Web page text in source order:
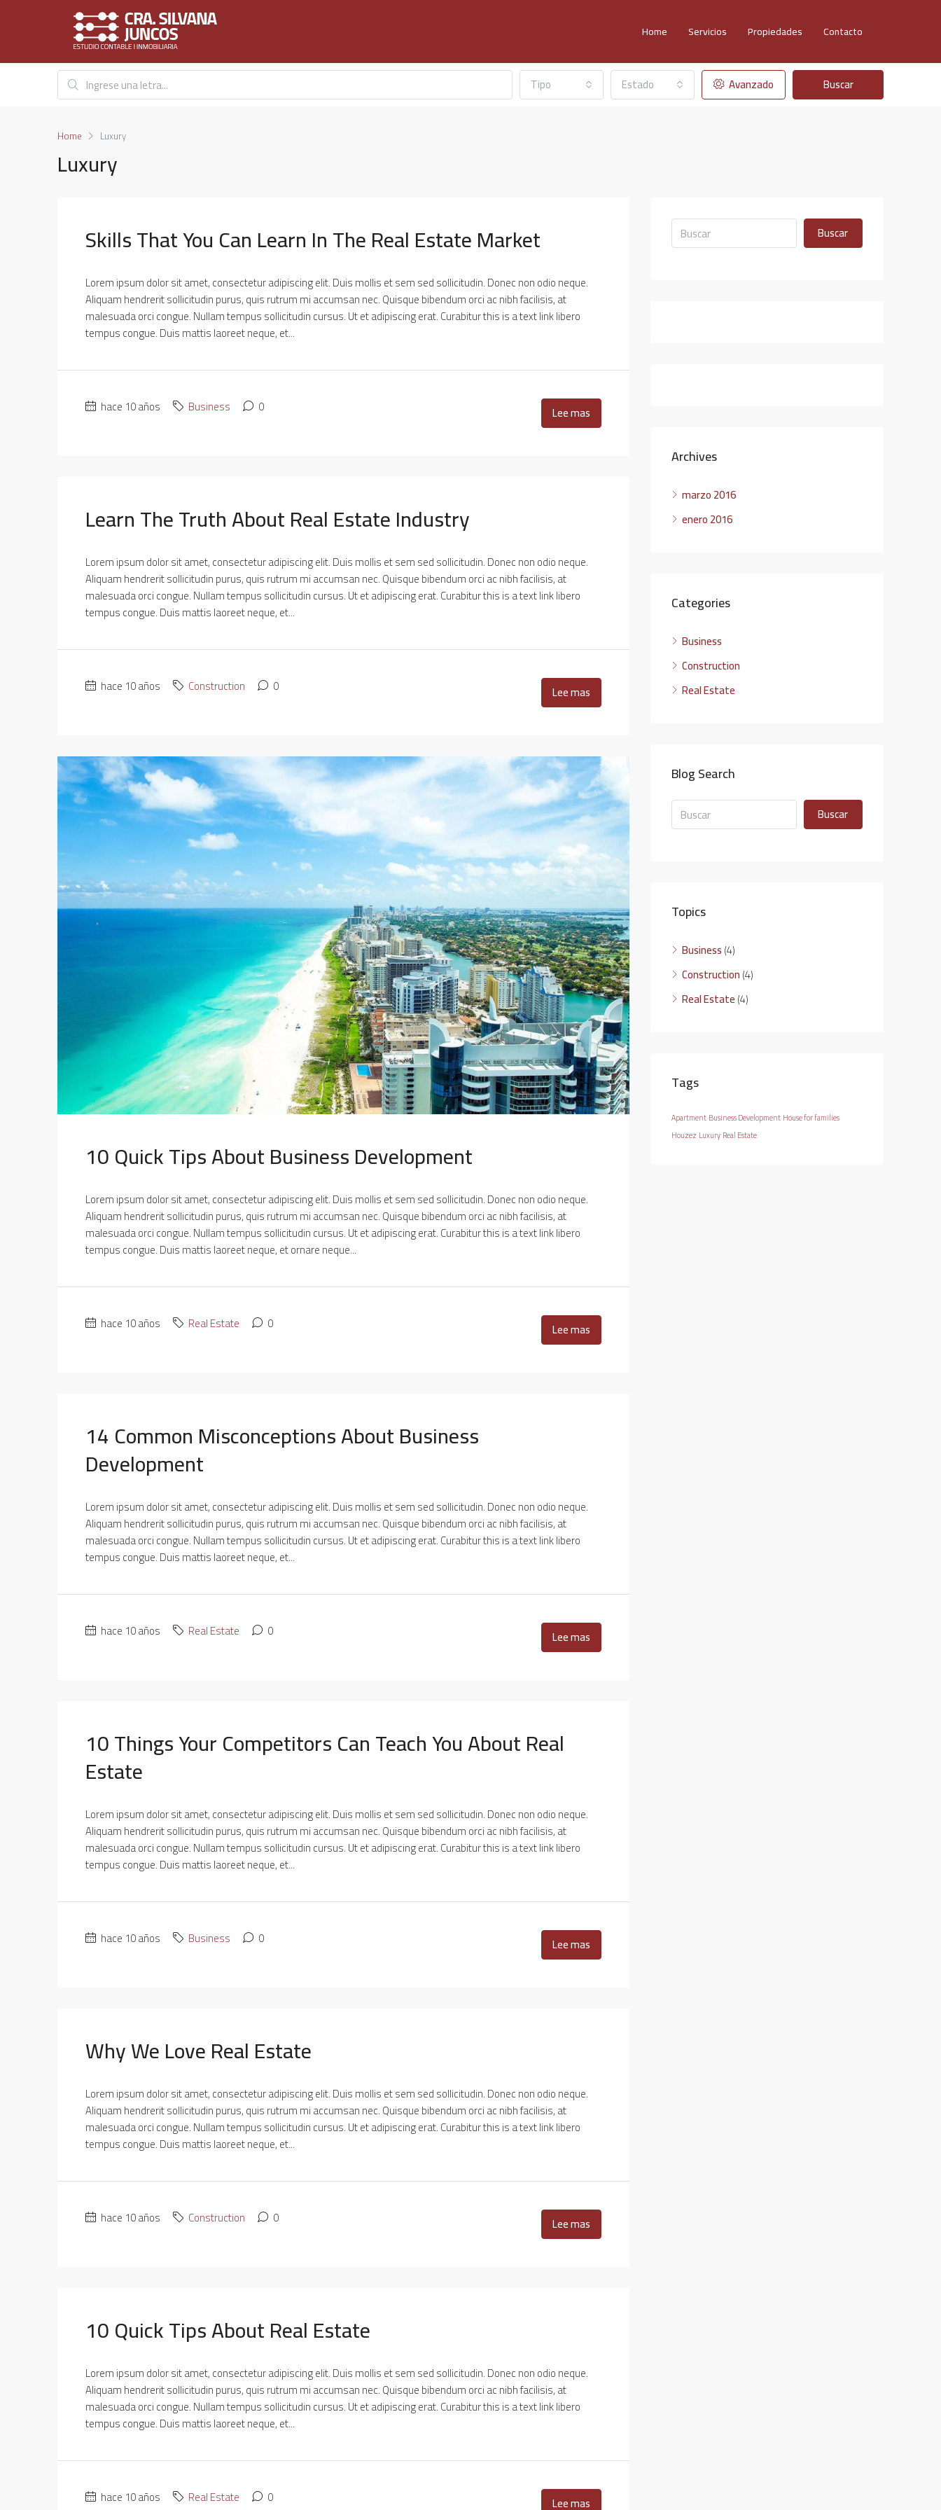
Home Servicios Propiedades Contacto
Tipo Estado Avanzado Buscar
Home Luxury
Luxury
Skills That You Can Learn In The Real Estate Market
Lorem ipsum dolor sit amet, consectetur adipiscing elit. Duis mollis et sem sed sollicitudin. Donec non odio neque.
Aliquam hendrerit sollicitudin purus, quis rutrum mi accumsan nec. Quisque bibendum orci ac nibh facilisis, at
malesuada orci congue. Nullam tempus sollicitudin cursus. Ut et adipiscing erat. Curabitur this is a text link libero
tempus congue. Duis mattis laoreet neque, et...
hace 10 años Business 0 Lee mas
Learn The Truth About Real Estate Industry
Lorem ipsum dolor sit amet, consectetur adipiscing elit. Duis mollis et sem sed sollicitudin. Donec non odio neque.
Aliquam hendrerit sollicitudin purus, quis rutrum mi accumsan nec. Quisque bibendum orci ac nibh facilisis, at
malesuada orci congue. Nullam tempus sollicitudin cursus. Ut et adipiscing erat. Curabitur this is a text link libero
tempus congue. Duis mattis laoreet neque, et...
hace 10 años Construction 0 Lee mas
10 Quick Tips About Business Development
Lorem ipsum dolor sit amet, consectetur adipiscing elit. Duis mollis et sem sed sollicitudin. Donec non odio neque.
Aliquam hendrerit sollicitudin purus, quis rutrum mi accumsan nec. Quisque bibendum orci ac nibh facilisis, at
malesuada orci congue. Nullam tempus sollicitudin cursus. Ut et adipiscing erat. Curabitur this is a text link libero
tempus congue. Duis mattis laoreet neque, et ornare neque...
hace 10 años Real Estate 0 Lee mas
14 Common Misconceptions About Business
Development
Lorem ipsum dolor sit amet, consectetur adipiscing elit. Duis mollis et sem sed sollicitudin. Donec non odio neque.
Aliquam hendrerit sollicitudin purus, quis rutrum mi accumsan nec. Quisque bibendum orci ac nibh facilisis, at
malesuada orci congue. Nullam tempus sollicitudin cursus. Ut et adipiscing erat. Curabitur this is a text link libero
tempus congue. Duis mattis laoreet neque, et...
hace 10 años Real Estate 0 Lee mas
10 Things Your Competitors Can Teach You About Real
Estate
Lorem ipsum dolor sit amet, consectetur adipiscing elit. Duis mollis et sem sed sollicitudin. Donec non odio neque.
Aliquam hendrerit sollicitudin purus, quis rutrum mi accumsan nec. Quisque bibendum orci ac nibh facilisis, at
malesuada orci congue. Nullam tempus sollicitudin cursus. Ut et adipiscing erat. Curabitur this is a text link libero
tempus congue. Duis mattis laoreet neque, et...
hace 10 años Business 0 Lee mas
Why We Love Real Estate
Lorem ipsum dolor sit amet, consectetur adipiscing elit. Duis mollis et sem sed sollicitudin. Donec non odio neque.
Aliquam hendrerit sollicitudin purus, quis rutrum mi accumsan nec. Quisque bibendum orci ac nibh facilisis, at
malesuada orci congue. Nullam tempus sollicitudin cursus. Ut et adipiscing erat. Curabitur this is a text link libero
tempus congue. Duis mattis laoreet neque, et...
hace 10 años Construction 0 Lee mas
10 Quick Tips About Real Estate
Lorem ipsum dolor sit amet, consectetur adipiscing elit. Duis mollis et sem sed sollicitudin. Donec non odio neque.
Aliquam hendrerit sollicitudin purus, quis rutrum mi accumsan nec. Quisque bibendum orci ac nibh facilisis, at
malesuada orci congue. Nullam tempus sollicitudin cursus. Ut et adipiscing erat. Curabitur this is a text link libero
tempus congue. Duis mattis laoreet neque, et...
hace 10 años Real Estate 0 Lee mas
Buscar
Archives
marzo 2016
enero 2016
Categories
Business
Construction
Real Estate
Blog Search
Buscar
Topics
Business(4)
Construction(4)
Real Estate(4)
Tags
Apartment Business Development House for families
Houzez Luxury Real Estate